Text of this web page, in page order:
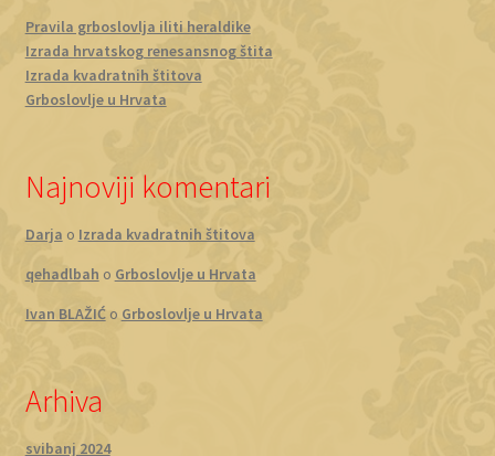
Pravila grboslovlja iliti heraldike
Izrada hrvatskog renesansnog štita
Izrada kvadratnih štitova
Grboslovlje u Hrvata
Najnoviji komentari
Darja o Izrada kvadratnih štitova
qehadlbah o Grboslovlje u Hrvata
Ivan BLAŽIĆo Grboslovlje u Hrvata
Arhiva
svibanj 2024